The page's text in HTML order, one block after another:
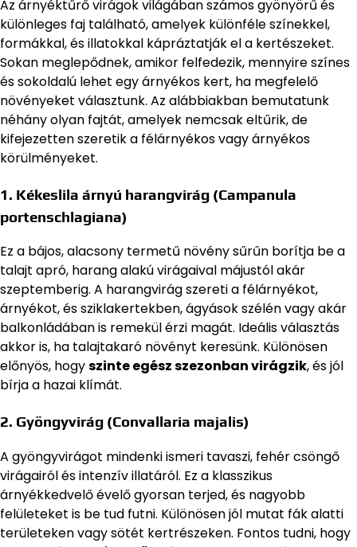
Az árnyéktűrő virágok világában számos gyönyörű és
különleges faj található, amelyek különféle színekkel,
formákkal, és illatokkal kápráztatják el a kertészeket.
Sokan meglepődnek, amikor felfedezik, mennyire színes
és sokoldalú lehet egy árnyékos kert, ha megfelelő
növényeket választunk. Az alábbiakban bemutatunk
néhány olyan fajtát, amelyek nemcsak eltűrik, de
kifejezetten szeretik a félárnyékos vagy árnyékos
körülményeket.
1. Kékeslila árnyú harangvirág (Campanula
portenschlagiana)
Ez a bájos, alacsony termetű növény sűrűn borítja be a
talajt apró, harang alakú virágaival májustól akár
szeptemberig. A harangvirág szereti a félárnyékot,
árnyékot, és sziklakertekben, ágyások szélén vagy akár
balkonládában is remekül érzi magát. Ideális választás
akkor is, ha talajtakaró növényt keresünk. Különösen
előnyös, hogyszinte egész szezonban virágzik, és jól
bírja a hazai klímát.
2. Gyöngyvirág (Convallaria majalis)
A gyöngyvirágot mindenki ismeri tavaszi, fehér csöngő
virágairól és intenzív illatáról. Ez a klasszikus
árnyékkedvelő évelő gyorsan terjed, és nagyobb
felületeket is be tud futni. Különösen jól mutat fák alatti
területeken vagy sötét kertrészeken. Fontos tudni, hogy